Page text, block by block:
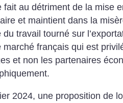
fait au détriment de la mise
et maintient dans la
du travail tourné sur
marché français qui est
et non les partenaires
2024, une proposition de